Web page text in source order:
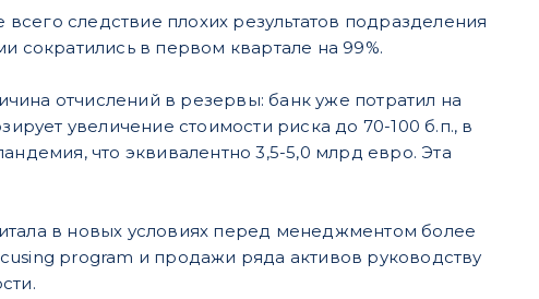
следствие плохих результатов подразделения
сократились в первом квартале на 99%.
отчислений в резервы: банк уже потратил на
увеличение стоимости риска до 70-100 б.п., в
что эквивалентно 3,5-5,0 млрд евро. Эта
в новых условиях перед менеджментом более
program и продажи ряда активов руководству